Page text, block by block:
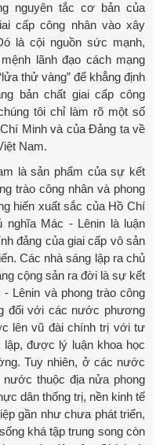
nguyên tắc cơ bản của
cấp công nhân vào xây
là cội nguồn sức mạnh,
lãnh đạo cách mạng
thử vàng” để khẳng định
bản chất giai cấp công
tôi chỉ làm rõ một số
Minh và của Đảng ta về
Nam.
là sản phẩm của sự kết
trào công nhân và phong
hiến xuất sắc của Hồ Chí
nghĩa Mác - Lênin là luận
đảng của giai cấp vô sản
Các nhà sáng lập ra chủ
cộng sản ra đời là sự kết
Lênin và phong trào công
đối với các nước phương
lên vũ đài chính trị với tư
được lý luận khoa học
Tuy nhiên, ở các nước
thuộc địa nửa phong
dân thống trị, nền kinh tế
gần như chưa phát triển,
khá tập trung song còn